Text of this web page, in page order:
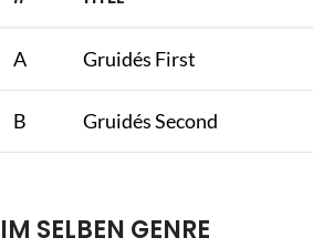
A Gruidés First
B Gruidés Second
IM SELBEN GENRE